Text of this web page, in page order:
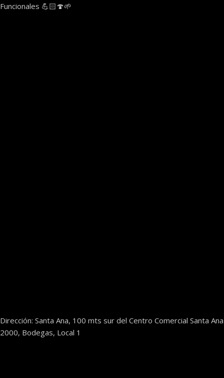
Funcionales 💪🏻🍄🌱
Dirección: Santa Ana, 100 mts sur del Centro Comercial Santa Ana
2000, Bodegas, Local 1